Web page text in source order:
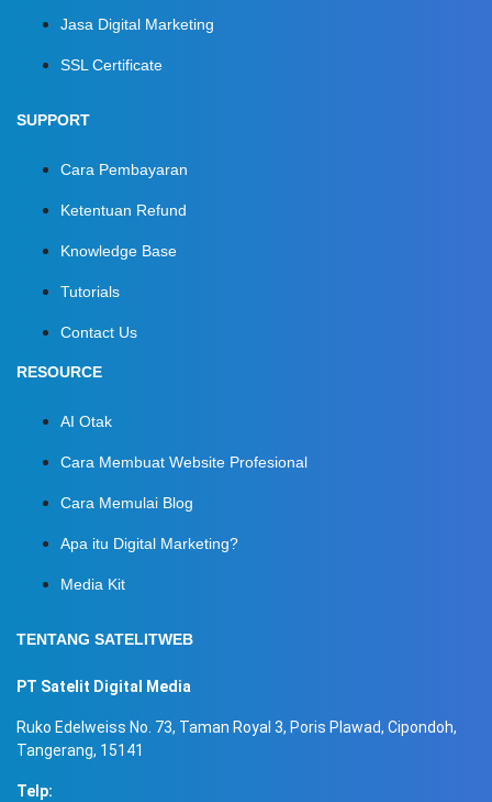
Jasa Digital Marketing
SSL Certificate
SUPPORT
Cara Pembayaran
Ketentuan Refund
Knowledge Base
Tutorials
Contact Us
RESOURCE
AI Otak
Cara Membuat Website Profesional
Cara Memulai Blog
Apa itu Digital Marketing?
Media Kit
TENTANG SATELITWEB
PT Satelit Digital Media
Ruko Edelweiss No. 73, Taman Royal 3, Poris Plawad, Cipondoh,
Tangerang, 15141
Telp: